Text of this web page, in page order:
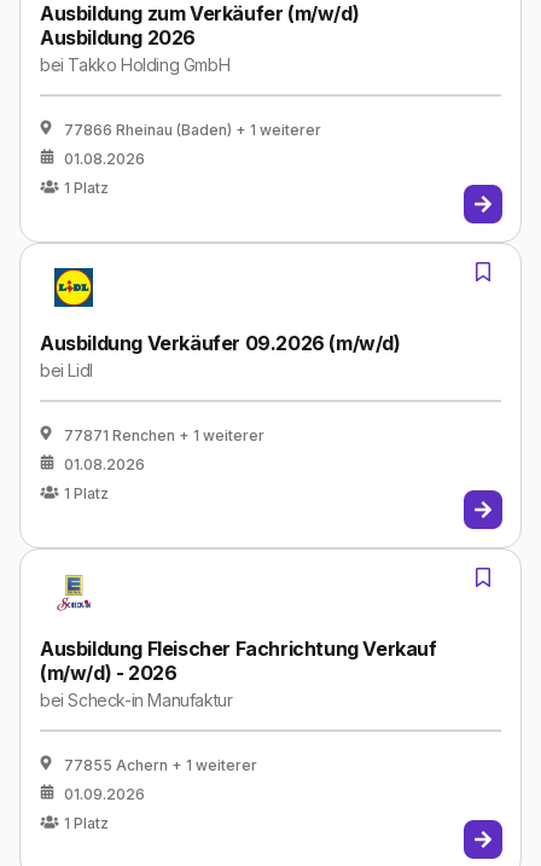
Ausbildung zum Verkäufer (m/w/d)
Ausbildung 2026
bei Takko Holding GmbH
77866 Rheinau (Baden) + 1 weiterer
01.08.2026
1 Platz
Ausbildung Verkäufer 09.2026 (m/w/d)
beiLidl
77871 Renchen + 1 weiterer
01.08.2026
1 Platz
Ausbildung Fleischer Fachrichtung Verkauf
(m/w/d) - 2026
beiScheck-in Manufaktur
77855 Achern + 1 weiterer
01.09.2026
1 Platz